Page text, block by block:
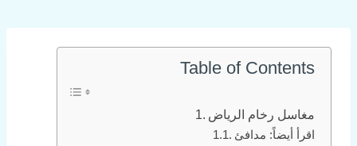
Table of Contents
مغاسل رخام الرياض
اقرأ أيضاً: مدافئ